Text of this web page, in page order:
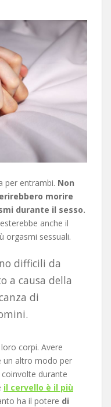
per entrambi. Non
morire
durante il sesso.
anche il
orgasmi sessuali.
difficili da
a causa della
di
corpi. Avere
un altro modo per
durante
il cervello è il più
ha il potere di